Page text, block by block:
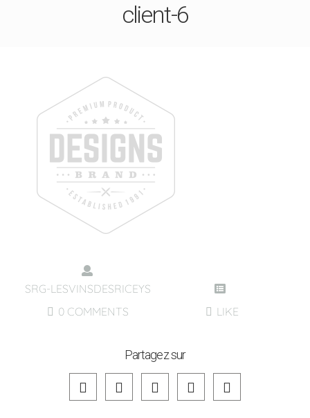
client-6
SRG-LESVINSDESRICEYS
0 COMMENTS
LIKE
Partagez sur